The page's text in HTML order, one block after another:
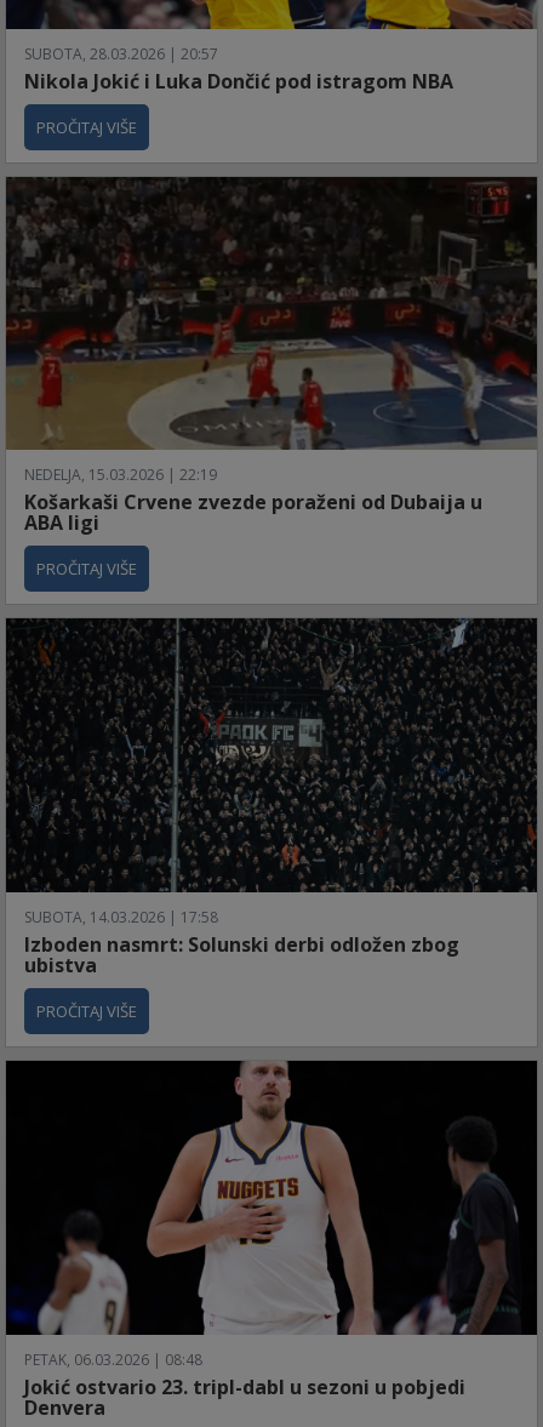
SUBOTA, 28.03.2026 | 20:57
Nikola Jokić i Luka Dončić pod istragom NBA
PROČITAJ VIŠE
NEDELJA, 15.03.2026 | 22:19
Košarkaši Crvene zvezde poraženi od Dubaija u
ABA ligi
PROČITAJ VIŠE
SUBOTA, 14.03.2026 | 17:58
Izboden nasmrt: Solunski derbi odložen zbog
ubistva
PROČITAJ VIŠE
PETAK, 06.03.2026 | 08:48
Jokić ostvario 23. tripl-dabl u sezoni u pobjedi
Denvera